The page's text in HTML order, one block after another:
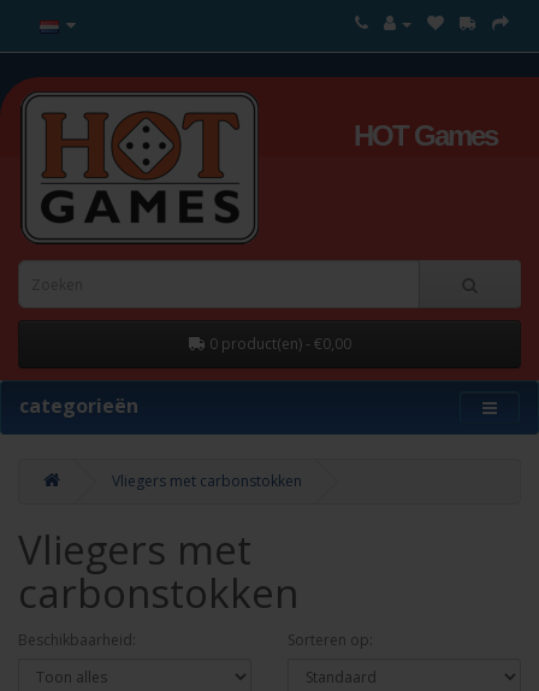
HOT Games
0 product(en) - €0,00
categorieën
Vliegers met carbonstokken
Vliegers met
carbonstokken
Beschikbaarheid: Sorteren op: